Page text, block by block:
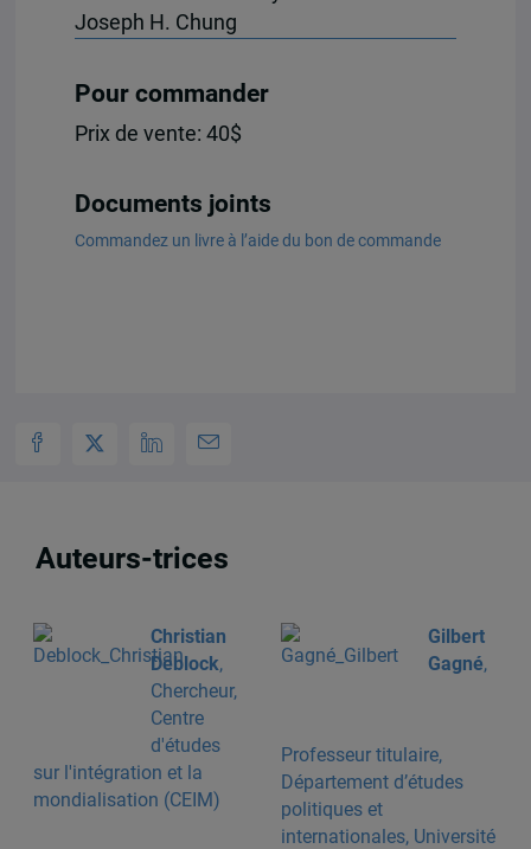
Joseph H. Chung
Pour commander
Prix de vente: 40$
Documents joints
Commandez un livre à l’aide du bon de commande
Auteurs-trices
Christian
Deblock,
Chercheur,
Centre
d'études
sur l'intégration et la
mondialisation (CEIM)
Gilbert
Gagné,
Professeur titulaire,
Département d’études
politiques et
internationales, Université